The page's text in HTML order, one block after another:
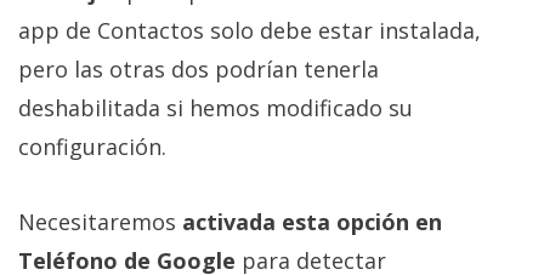
app de Contactos solo debe estar instalada,
pero las otras dos podrían tenerla
deshabilitada si hemos modificado su
configuración.
Necesitaremos activada esta opción en
Teléfono de Google para detectar